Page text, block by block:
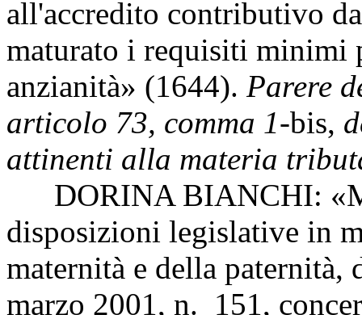
all'accredito contributivo
maturato i requisiti minimi
anzianità» (1644). Parere
articolo 73, comma 1-bis,
attinenti alla materia
DORINA BIANCHI:
disposizioni legislative in
maternità e della
marzo 2001, n. 151,